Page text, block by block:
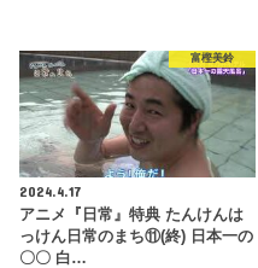
富樫美鈴
2024.4.17
アニメ『日常』特典 たんけんは
っけん日常のまち⑪(終) 日本一の
〇〇 白…